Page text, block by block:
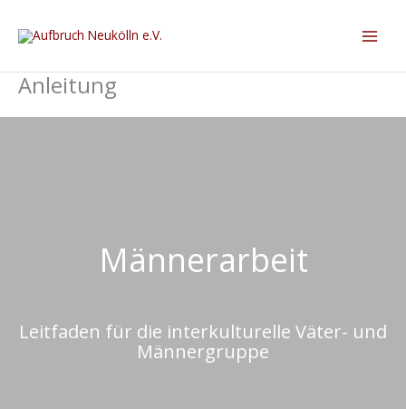
Anleitung
Männerarbeit
Leitfaden für die interkulturelle Väter- und
Männergruppe